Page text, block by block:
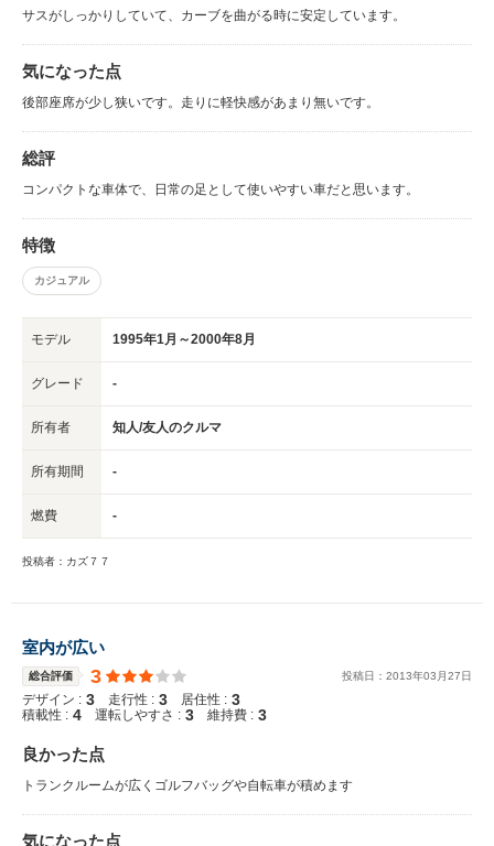
サスがしっかりしていて、カーブを曲がる時に安定しています。
気になった点
後部座席が少し狭いです。走りに軽快感があまり無いです。
総評
コンパクトな車体で、日常の足として使いやすい車だと思います。
特徴
カジュアル
モデル 1995年1月～2000年8月
グレード -
所有者 知人/友人のクルマ
所有期間 -
燃費 -
投稿者：カズ７７
室内が広い
総合評価 3 投稿日： 2013年03 月27日
デザイン : 3 走行性 : 3 居住性 : 3
積載性 : 4 運転しやすさ : 3 維持費 : 3
良かった点
トランクルームが広くゴルフバッグや自転車が積めます
気になった点